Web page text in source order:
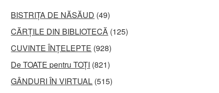
BISTRIȚA DE NĂSĂUD (49)
CĂRȚILE DIN BIBLIOTECĂ (125)
CUVINTE ÎNȚELEPTE (928)
De TOATE pentru TOȚI (821)
GÂNDURI ÎN VIRTUAL (515)